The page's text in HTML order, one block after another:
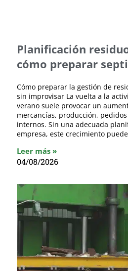
Planificación
cómo preparar
Cómo preparar la gestión de
sin improvisar La vuelta a la
verano suele provocar un
mercancías, producción,
internos. Sin una adecuada
empresa, este crecimiento
Leer más »
04/08/2026